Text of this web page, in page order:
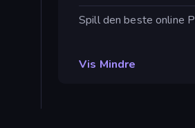
Spill den beste online
Vis Mindre